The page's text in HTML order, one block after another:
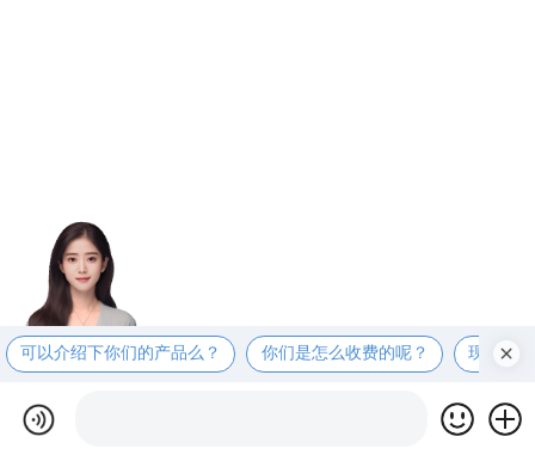
可以介绍下你们的产品么？ 你们是怎么收费的呢？ 现在有